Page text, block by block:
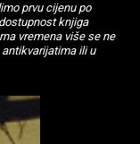
prvu cijenu po
knjiga
vremena više se ne
ili u